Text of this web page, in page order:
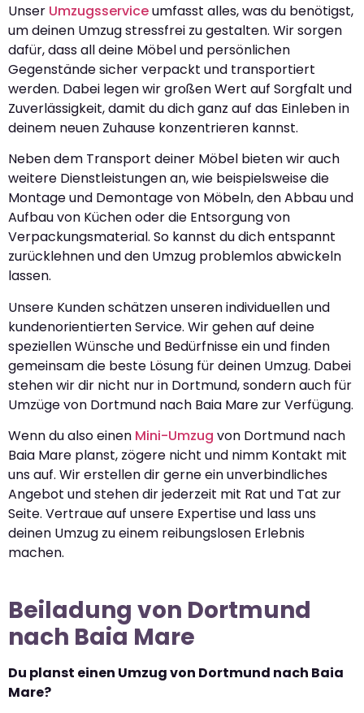
Unser Umzugsserviceumfasst alles, was du benötigst,
um deinen Umzug stressfrei zu gestalten. Wir sorgen
dafür, dass all deine Möbel und persönlichen
Gegenstände sicher verpackt und transportiert
werden. Dabei legen wir großen Wert auf Sorgfalt und
Zuverlässigkeit, damit du dich ganz auf das Einleben in
deinem neuen Zuhause konzentrieren kannst.
Neben dem Transport deiner Möbel bieten wir auch
weitere Dienstleistungen an, wie beispielsweise die
Montage und Demontage von Möbeln, den Abbau und
Aufbau von Küchen oder die Entsorgung von
Verpackungsmaterial. So kannst du dich entspannt
zurücklehnen und den Umzug problemlos abwickeln
lassen.
Unsere Kunden schätzen unseren individuellen und
kundenorientierten Service. Wir gehen auf deine
speziellen Wünsche und Bedürfnisse ein und finden
gemeinsam die beste Lösung für deinen Umzug. Dabei
stehen wir dir nicht nur in Dortmund, sondern auch für
Umzüge von Dortmund nach Baia Mare zur Verfügung.
Wenn du also einen Mini-Umzug von Dortmund nach
Baia Mare planst, zögere nicht und nimm Kontakt mit
uns auf. Wir erstellen dir gerne ein unverbindliches
Angebot und stehen dir jederzeit mit Rat und Tat zur
Seite. Vertraue auf unsere Expertise und lass uns
deinen Umzug zu einem reibungslosen Erlebnis
machen.
Beiladung von Dortmund
nach Baia Mare
Du planst einen Umzug von Dortmund nach Baia
Mare?